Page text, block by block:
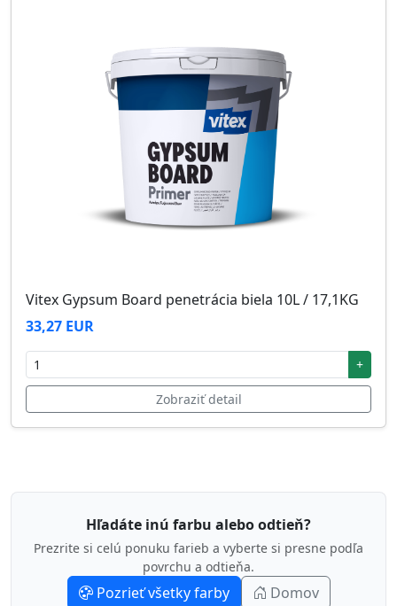
Vitex Gypsum Board penetrácia biela 10L / 17,1KG
33,27 EUR
+
Zobraziť detail
Hľadáte inú farbu alebo odtieň?
Prezrite si celú ponuku farieb a vyberte si presne podľa
povrchu a odtieňa.
Pozrieť všetky farby Domov